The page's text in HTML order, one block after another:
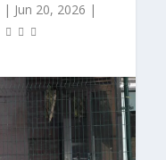
| Jun 20, 2026 |